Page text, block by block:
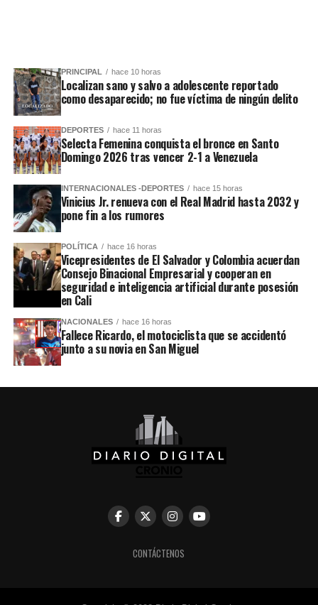
PRINCIPAL hace 10 horas
Localizan sano y salvo a adolescente reportado
como desaparecido; no fue víctima de ningún delito
DEPORTES hace 11 horas
Selecta Femenina conquista el bronce en Santo
Domingo 2026 tras vencer 2-1 a Venezuela
INTERNACIONALES -DEPORTES hace 15 horas
Vinicius Jr. renueva con el Real Madrid hasta 2032 y
pone fin a los rumores
POLÍTICA hace 16 horas
Vicepresidentes de El Salvador y Colombia acuerdan
Consejo Binacional Empresarial y cooperan en
seguridad e inteligencia artificial durante posesión
en Cali
NACIONALES hace 16 horas
Fallece Ricardo, el motociclista que se accidentó
junto a su novia en San Miguel
CONTÁCTENOS